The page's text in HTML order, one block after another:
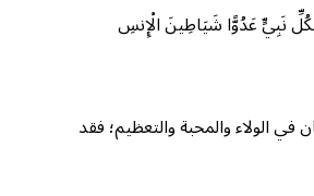
نَبِيٍّ عَدُوًّا شَيَاطِينَ الْإِنسِ
في الولاء والمحبة والتعظيم؛ فقد